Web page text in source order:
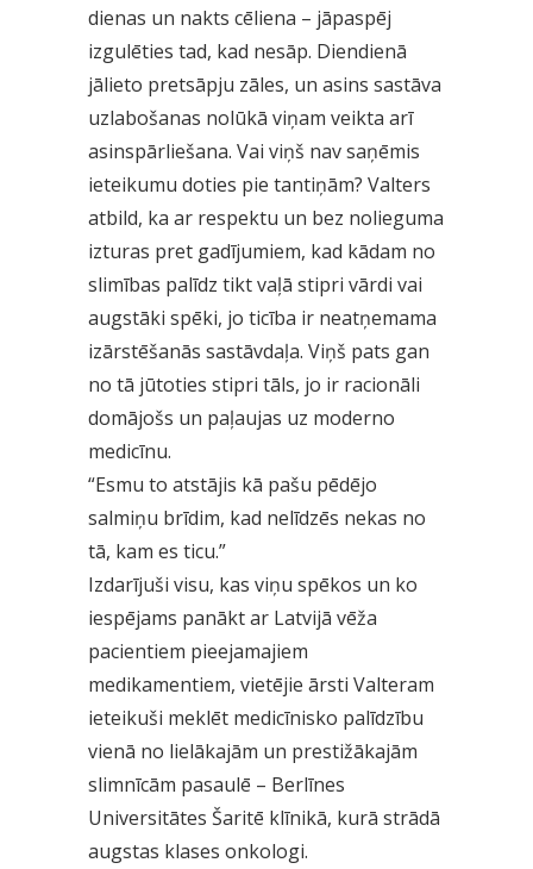
dienas un nakts cēliena – jāpaspēj
izgulēties tad, kad nesāp. Diendienā
jālieto pretsāpju zāles, un asins sastāva
uzlabošanas nolūkā viņam veikta arī
asinspārliešana. Vai viņš nav saņēmis
ieteikumu doties pie tantiņām? Valters
atbild, ka ar respektu un bez nolieguma
izturas pret gadījumiem, kad kādam no
slimības palīdz tikt vaļā stipri vārdi vai
augstāki spēki, jo ticība ir neatņemama
izārstēšanās sastāvdaļa. Viņš pats gan
no tā jūtoties stipri tāls, jo ir racionāli
domājošs un paļaujas uz moderno
medicīnu.
“Esmu to atstājis kā pašu pēdējo
salmiņu brīdim, kad nelīdzēs nekas no
tā, kam es ticu.”
Izdarījuši visu, kas viņu spēkos un ko
iespējams panākt ar Latvijā vēža
pacientiem pieejamajiem
medikamentiem, vietējie ārsti Valteram
ieteikuši meklēt medicīnisko palīdzību
vienā no lielākajām un prestižākajām
slimnīcām pasaulē – Berlīnes
Universitātes Šaritē klīnikā, kurā strādā
augstas klases onkologi.